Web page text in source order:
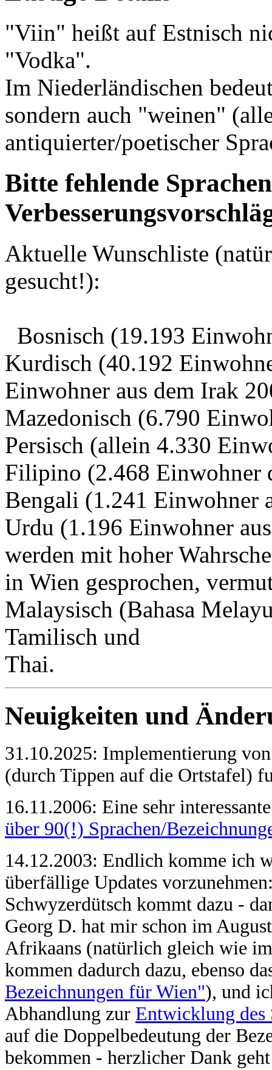
"Viin" heißt auf Estnisch
"Vodka".
Im Niederländischen
sondern auch "weinen"
antiquierter/poetischer
Bitte fehlende
Aktuelle Wunschliste
gesucht!):
Bosnisch (19.193
Kurdisch (40.192
Einwohner aus dem Irak
Mazedonisch (6.790
Persisch (allein 4.330
Filipino (2.468 Einwohner
Bengali (1.241 Einwohner
Urdu (1.196 Einwohner
werden mit hoher
in Wien gesprochen,
Malaysisch (Bahasa
Tamilisch und
Thai.
Neuigkeiten und
31.10.2025: Implementierung
(durch Tippen auf die Ortstafel)
16.11.2006: Eine sehr
über 90(!) Sprachen/
14.12.2003: Endlich komme ich
überfällige Updates
Schwyzerdütsch kommt dazu -
Georg D. hat mir schon im
Afrikaans (natürlich gleich wie
kommen dadurch dazu, ebenso
Bezeichnungen für Wien"), und
Abhandlung zur Entwicklung des
auf die Doppelbedeutung der
bekommen - herzlicher Dank